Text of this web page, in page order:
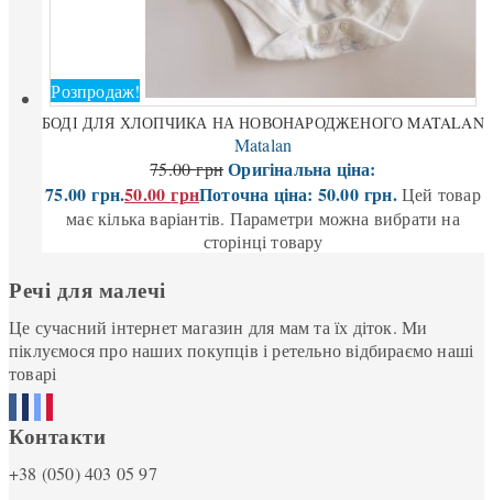
Розпродаж!
БОДІ ДЛЯ ХЛОПЧИКА НА НОВОНАРОДЖЕНОГО MATALAN
Matalan
75.00грн Оригінальна ціна:
75.00 грн.50.00грнПоточна ціна: 50.00 грн. Цей товар
має кілька варіантів. Параметри можна вибрати на
сторінці товару
Речі для малечі
Це сучасний інтернет магазин для мам та їх діток. Ми
піклуємося про наших покупців і ретельно відбираємо наші
товарі
Контакти
+38 (050) 403 05 97